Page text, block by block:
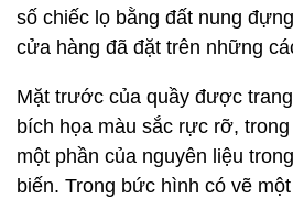
số chiếc lọ bằng đất nung
cửa hàng đã đặt trên những
Mặt trước của quầy được
bích họa màu sắc rực rỡ,
một phần của nguyên liệu
biến. Trong bức hình có vẽ